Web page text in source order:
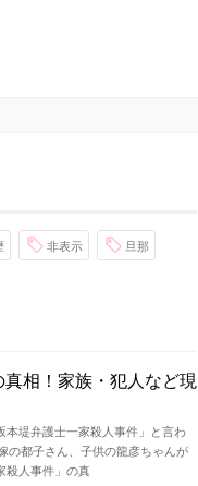
非表示 旦那
相！家族・犯人など現
本堤弁護士一家殺人事件」と言わ
の都子さん、子供の龍彦ちゃんが
殺人事件」の真